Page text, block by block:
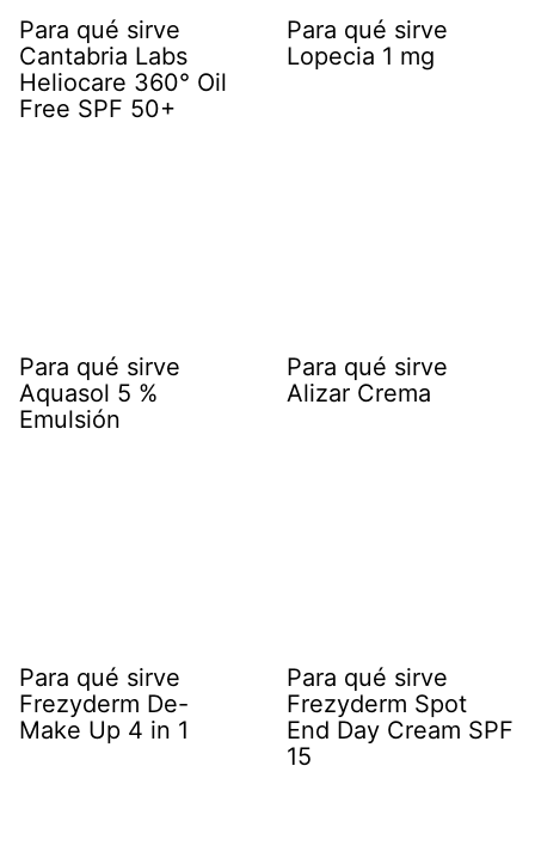
Para qué sirve
Cantabria Labs
Heliocare 360° Oil
Free SPF 50+
Para qué sirve
Lopecia 1 mg
Para qué sirve
Aquasol 5 %
Emulsión
Para qué sirve
Alizar Crema
Para qué sirve
Frezyderm De-
Make Up 4 in 1
Para qué sirve
Frezyderm Spot
End Day Cream SPF
15